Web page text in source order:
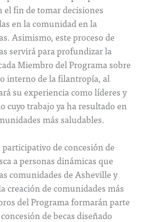
el fin de tomar decisiones
en la comunidad en la
Asimismo, este proceso de
servirá para profundizar la
Miembro del Programa sobre
interno de la filantropía, al
su experiencia como líderes y
cuyo trabajo ya ha resultado en
más saludables.
participativo de concesión de
a personas dinámicas que
comunidades de Asheville y
creación de comunidades más
del Programa formarán parte
de becas diseñado